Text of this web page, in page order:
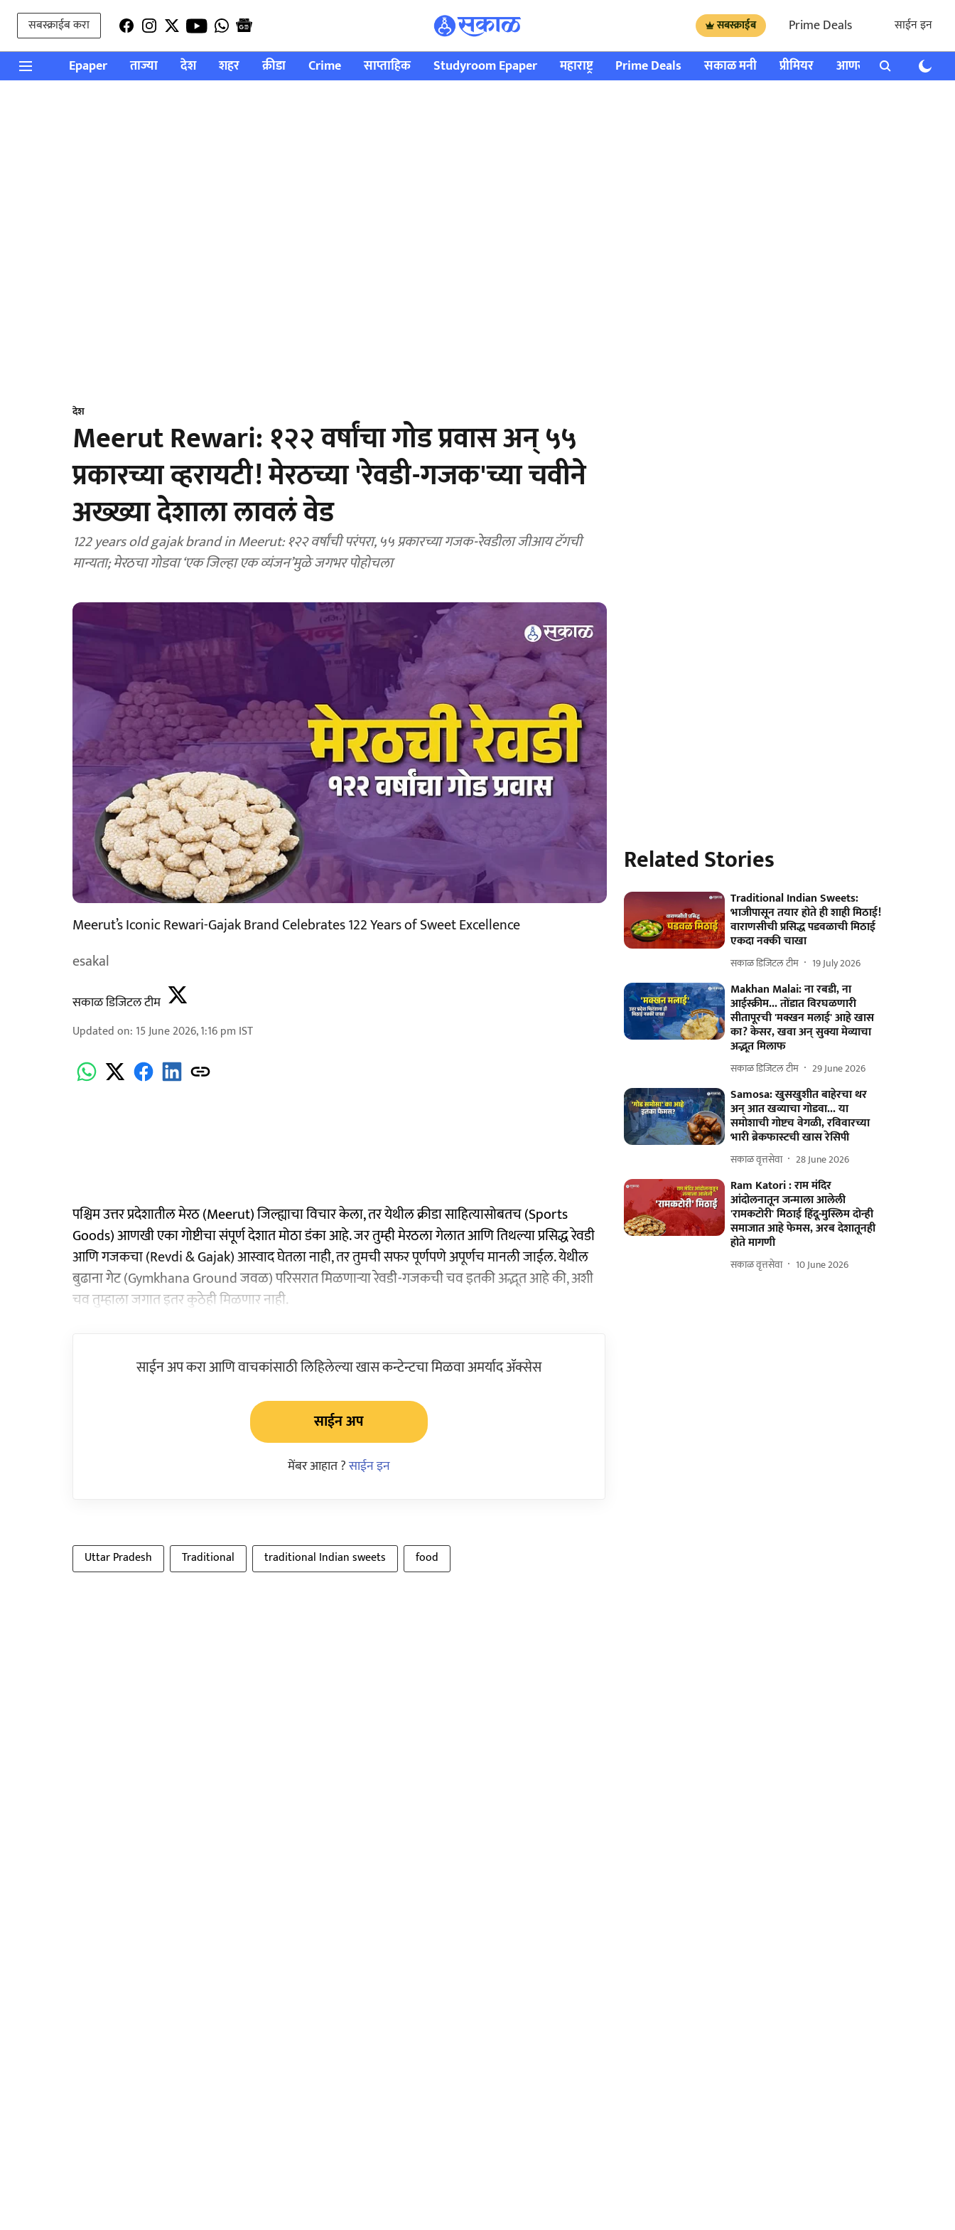
सबस्क्राईब करा सबस्क्राईब Prime Deals साईन इन
Epaper ताज्या देश शहर क्रीडा Crime साप्ताहिक Studyroom Epaper महाराष्ट्र Prime Deals सकाळ मनी प्रीमियर आणखी राशी भविष्य
देश
Meerut Rewari: १२२ वर्षांचा गोड प्रवास अन् ५५
प्रकारच्या व्हरायटी! मेरठच्या 'रेवडी-गजक'च्या चवीने
अख्ख्या देशाला लावलं वेड
122 years old gajak brand in Meerut: १२२ वर्षांची परंपरा, ५५ प्रकारच्या गजक-रेवडीला जीआय टॅगची
मान्यता; मेरठचा गोडवा ‘एक जिल्हा एक व्यंजन’मुळे जगभर पोहोचला
Meerut’s Iconic Rewari-Gajak Brand Celebrates 122 Years of Sweet Excellence
esakal
सकाळ डिजिटल टीम
Updated on: 15 June 2026, 1:16 pm IST
पश्चिम उत्तर प्रदेशातील मेरठ (Meerut) जिल्ह्याचा विचार केला, तर येथील क्रीडा साहित्यासोबतच (Sports
Goods) आणखी एका गोष्टीचा संपूर्ण देशात मोठा डंका आहे. जर तुम्ही मेरठला गेलात आणि तिथल्या प्रसिद्ध रेवडी
आणि गजकचा (Revdi & Gajak) आस्वाद घेतला नाही, तर तुमची सफर पूर्णपणे अपूर्णच मानली जाईल. येथील
बुढाना गेट (Gymkhana Ground जवळ) परिसरात मिळणाऱ्या रेवडी-गजकची चव इतकी अद्भूत आहे की, अशी
चव तुम्हाला जगात इतर कुठेही मिळणार नाही.
साईन अप करा आणि वाचकांसाठी लिहिलेल्या खास कन्टेन्टचा मिळवा अमर्याद ॲक्सेस
साईन अप
मेंबर आहात ?साईन इन
Uttar Pradesh Traditional traditional Indian sweets food
Related Stories
Traditional Indian Sweets:
भाजीपासून तयार होते ही शाही मिठाई!
वाराणसीची प्रसिद्ध पडवळाची मिठाई
एकदा नक्की चाखा
सकाळ डिजिटल टीम 19 July 2026
Makhan Malai: ना रबडी, ना
आईस्क्रीम... तोंडात विरघळणारी
सीतापूरची 'मक्खन मलाई' आहे खास
का? केसर, खवा अन् सुक्या मेव्याचा
अद्भूत मिलाफ
सकाळ डिजिटल टीम 29 June 2026
Samosa: खुसखुशीत बाहेरचा थर
अन् आत खव्याचा गोडवा... या
समोशाची गोष्टच वेगळी, रविवारच्या
भारी ब्रेकफास्टची खास रेसिपी
सकाळ वृत्तसेवा 28 June 2026
Ram Katori : राम मंदिर
आंदोलनातून जन्माला आलेली
'रामकटोरी' मिठाई हिंदू-मुस्लिम दोन्ही
समाजात आहे फेमस, अरब देशातूनही
होते मागणी
सकाळ वृत्तसेवा 10 June 2026